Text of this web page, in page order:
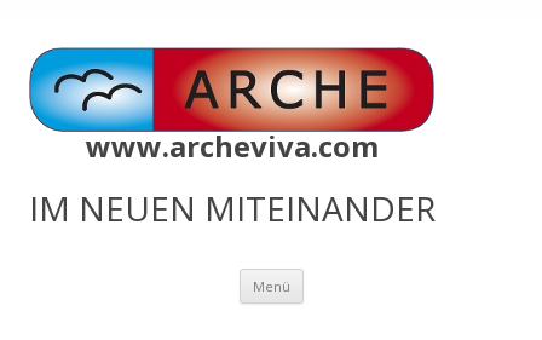
www.archeviva.com
IM NEUEN MITEINANDER
Menü Zum
springen